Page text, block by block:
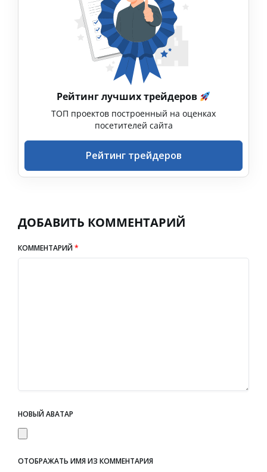
Рейтинг лучших трейдеров
ТОП проектов построенный на оценках
посетителей сайта
Рейтинг трейдеров
ДОБАВИТЬ КОММЕНТАРИЙ
КОММЕНТАРИЙ*
НОВЫЙ АВАТАР
ОТОБРАЖАТЬ ИМЯ ИЗ КОММЕНТАРИЯ